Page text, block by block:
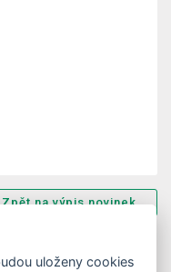
Zpět na výpis novinek
uloženy cookies